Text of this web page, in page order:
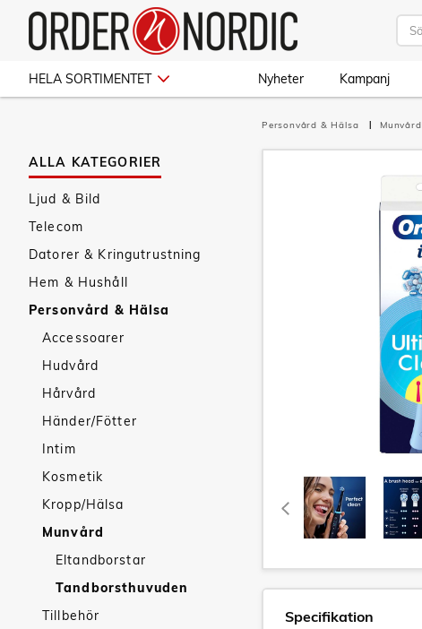
HELA SORTIMENTET Nyheter Kampanj
ALLA KATEGORIER
Ljud & Bild
Telecom
Datorer & Kringutrustning
Hem & Hushåll
Personvård & Hälsa
Accessoarer
Hudvård
Hårvård
Händer/Fötter
Intim
Kosmetik
Kropp/Hälsa
Munvård
Eltandborstar
Tandborsthuvuden
Tillbehör
Personvård & Hälsa Munvård
Specifikation